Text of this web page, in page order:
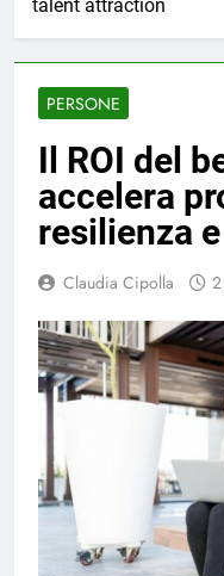
talent attraction
PERSONE
Il ROI del
accelera
resilienza
Claudia Cipolla